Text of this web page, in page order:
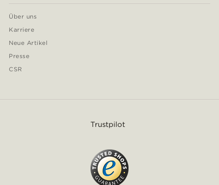
Über uns
Karriere
Neue Artikel
Presse
CSR
Trustpilot